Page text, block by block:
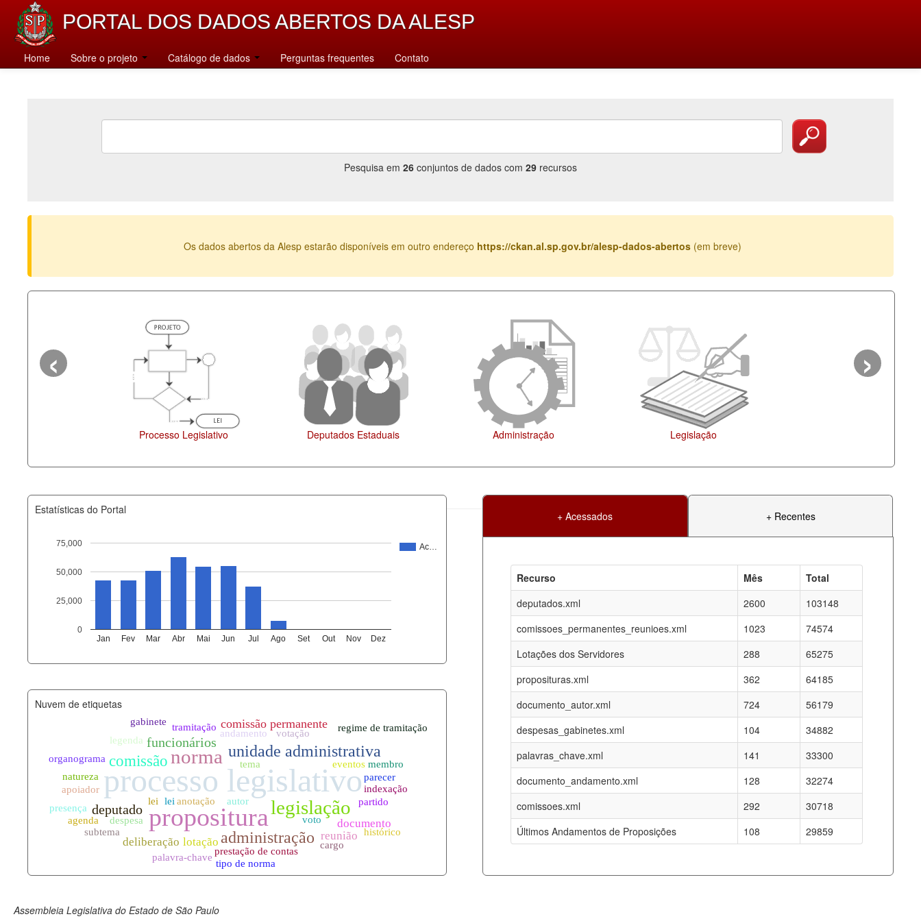
PORTAL DOS DADOS ABERTOS DA ALESP
Home Sobre o projeto Catálogo de dados Perguntas frequentes Contato
Pesquisa em 26 conjuntos de dados com 29 recursos
Os dados abertos da Alesp estarão disponíveis em outro endereço https://ckan.al.sp.gov.br/alesp-dados-abertos (em breve)
Legislação
‹ ›
Estatísticas do Portal
Ac…
Jan Fev Mar Abr Mai Jun Jul Ago Set Out Nov Dez
0
25,000
50,000
75,000
+ Acessados + Recentes
Recurso Mês
Total
deputados.xml
2600
103148
comissoes_permanentes_reunioes.xml
1023
74574
Lotações dos Servidores
288
65275
proposituras.xml
362
64185
documento_autor.xml
724
56179
despesas_gabinetes.xml
104
34882
palavras_chave.xml
141
33300
documento_andamento.xml
128
32274
comissoes.xml
292
30718
Últimos Andamentos de Proposições
108 29859
documento_andamento_atual.xml
09-08-2026
agenda_eventos.xml
09-08-2026
comissoes_permanentes_votacoes.xml
09-08-2026
documento_andamento.xml
09-08-2026
palavras_chave.xml
09-08-2026
legislacao_normas.xml
09-08-2026
legislacao_norma_anotacoes.xml
09-08-2026
Nuvem de etiquetas
Assembleia Legislativa do Estado de São Paulo